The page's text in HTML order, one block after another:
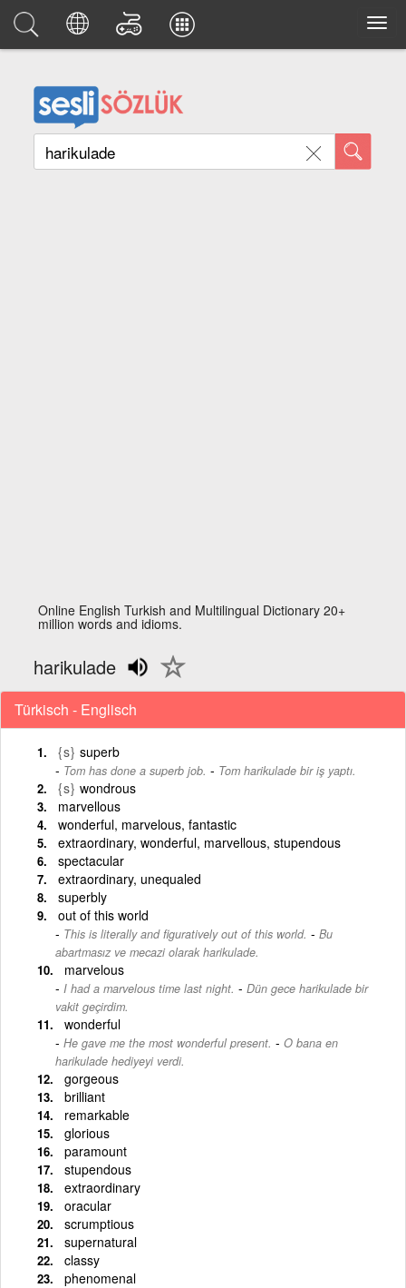
Online English Turkish and Multilingual Dictionary 20+
million words and idioms.
harikulade
Türkisch - Englisch
{s} superb
Tom has done a superb job. - Tom harikulade bir iş yaptı.
{s} wondrous
marvellous
wonderful, marvelous, fantastic
extraordinary, wonderful, marvellous, stupendous
spectacular
extraordinary, unequaled
superbly
out of this world
This is literally and figuratively out of this world. - Bu
abartmasız ve mecazi olarak harikulade.
marvelous
I had a marvelous time last night. - Dün gece harikulade bir
vakit geçirdim.
wonderful
He gave me the most wonderful present. - O bana en
harikulade hediyeyi verdi.
gorgeous
brilliant
remarkable
glorious
paramount
stupendous
extraordinary
oracular
scrumptious
supernatural
classy
phenomenal